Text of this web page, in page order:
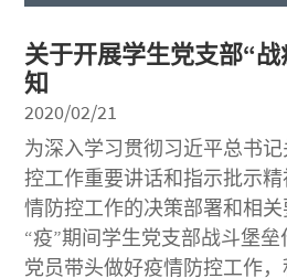
关于开展学生党支部“
知
2020/02/21
为深入学习贯彻习近平总书
控工作重要讲话和指示批示
情防控工作的决策部署和相
“疫”期间学生党支部战斗堡
党员带头做好疫情防控工作